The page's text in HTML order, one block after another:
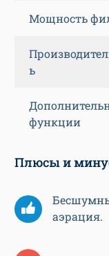
Мощность
ь
функции
Плюсы и
аэрация.